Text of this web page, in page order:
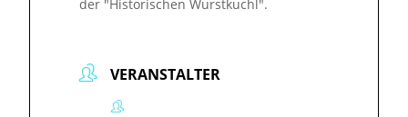
der "Historischen Wurstkuchl".
VERANSTALTER